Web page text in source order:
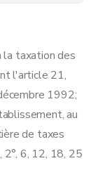
taxation des
l'article 21,
1992;
au
de taxes
6, 12, 18, 25